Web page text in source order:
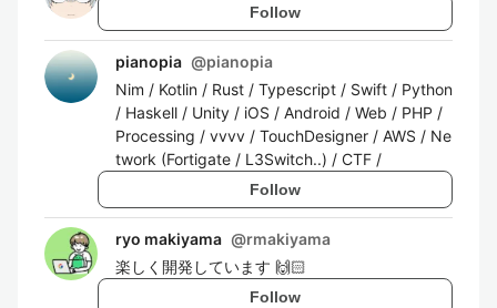
Follow
pianopia @pianopia
Nim / Kotlin / Rust / Typescript / Swift / Python
/ Haskell / Unity / iOS / Android / Web / PHP /
Processing / vvvv / TouchDesigner / AWS / Ne
twork (Fortigate / L3Switch..) / CTF /
Follow
ryo makiyama @rmakiyama
楽しく開発しています 🙌🏻
Follow